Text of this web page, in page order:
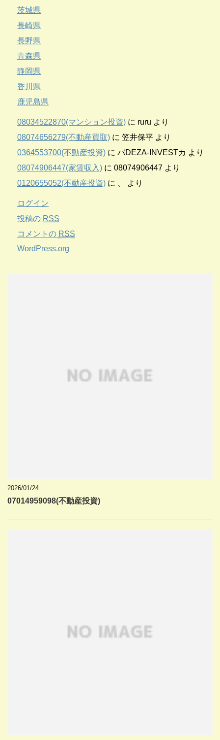
茨城県
長崎県
長野県
青森県
静岡県
香川県
鹿児島県
08034522870(マンション投資) に ruru より
08074656279(不動産買取) に 笠井保平 より
0364553700(不動産投資) に バDEZA-INVESTカ より
08074906447(家賃収入) に 08074906447 より
0120655052(不動産投資) に より
ログイン
投稿の RSS
コメントの RSS
WordPress.org
2026/01/24
07014959098(不動産投資)